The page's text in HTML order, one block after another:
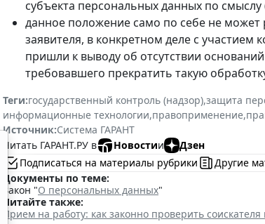
субъекта персональных данных по смыслу
данное положение само по себе не может
заявителя, в конкретном деле с участием
пришли к выводу об отсутствии
требовавшего прекратить такую
Теги:государственный контроль (надзор),защита
информационные технологии,правоприменение,
Источник:Система ГАРАНТ
Читать ГАРАНТ.РУ в
Новостии
Дзен
Подписаться на материалы рубрики
Другие
Документы по теме:
Закон "О персональных данных"
Читайте также:
Прием на работу: как законно проверить